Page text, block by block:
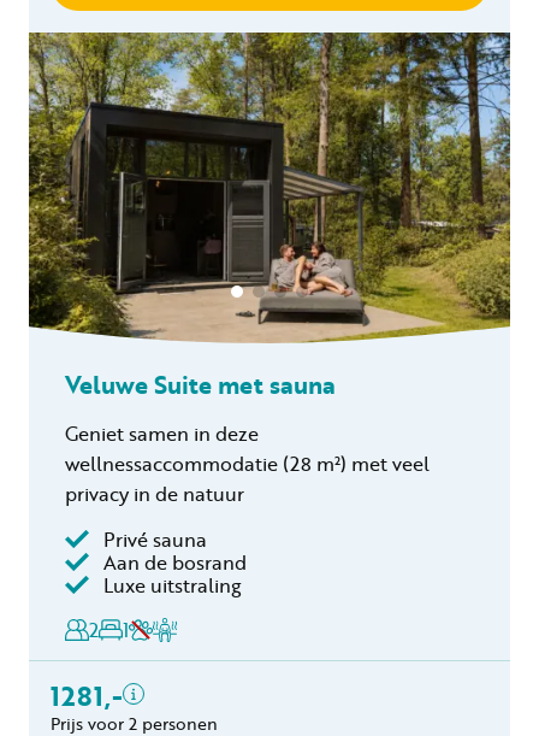
Veluwe Suite met sauna
Geniet samen in deze
wellnessaccommodatie (28 m²) met veel
privacy in de natuur
Privé sauna
Aan de bosrand
Luxe uitstraling
2
1
1281,-
Toeristenbelasting
pakket per persoon (2
Prijs voor 2 personen